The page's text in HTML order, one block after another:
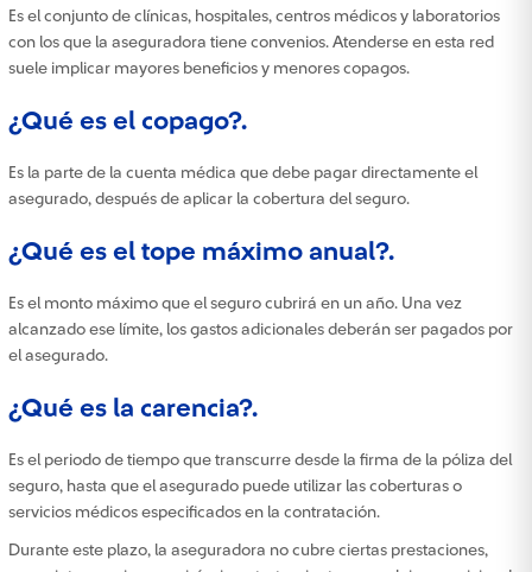
Es el conjunto de clínicas, hospitales, centros médicos y laboratorios
con los que la aseguradora tiene convenios. Atenderse en esta red
suele implicar mayores beneficios y menores copagos.
¿Qué es el copago?.
Es la parte de la cuenta médica que debe pagar directamente el
asegurado, después de aplicar la cobertura del seguro.
¿Qué es el tope máximo anual?.
Es el monto máximo que el seguro cubrirá en un año. Una vez
alcanzado ese límite, los gastos adicionales deberán ser pagados por
el asegurado.
¿Qué es la carencia?.
Es el periodo de tiempo que transcurre desde la firma de la póliza del
seguro, hasta que el asegurado puede utilizar las coberturas o
servicios médicos especificados en la contratación.
Durante este plazo, la aseguradora no cubre ciertas prestaciones,